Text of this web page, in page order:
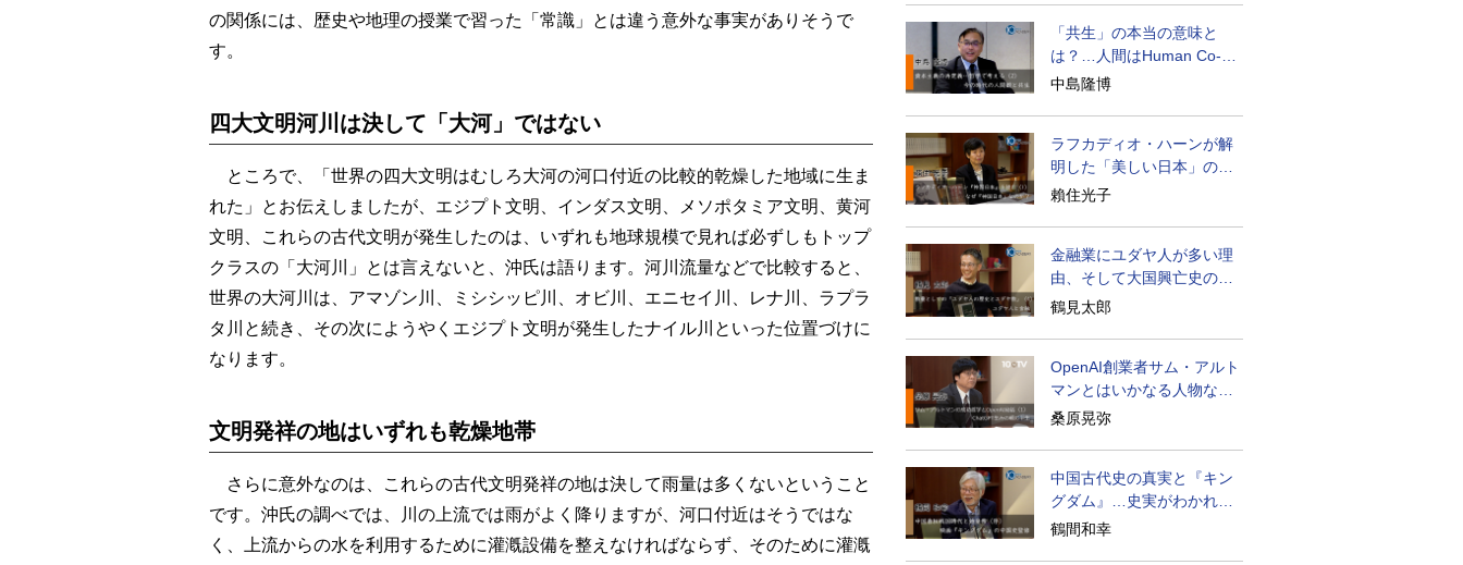
の関係には、歴史や地理の授業で習った「常識」とは違う意外な事実がありそうで
す。
四大文明河川は決して「大河」ではない
ところで、「世界の四大文明はむしろ大河の河口付近の比較的乾燥した地域に生ま
れた」とお伝えしましたが、エジプト文明、インダス文明、メソポタミア文明、黄河
文明、これらの古代文明が発生したのは、いずれも地球規模で見れば必ずしもトップ
クラスの「大河川」とは言えないと、沖氏は語ります。河川流量などで比較すると、
世界の大河川は、アマゾン川、ミシシッピ川、オビ川、エニセイ川、レナ川、ラプラ
タ川と続き、その次にようやくエジプト文明が発生したナイル川といった位置づけに
なります。
文明発祥の地はいずれも乾燥地帯
さらに意外なのは、これらの古代文明発祥の地は決して雨量は多くないということ
です。沖氏の調べでは、川の上流では雨がよく降りますが、河口付近はそうではな
く、上流からの水を利用するために灌漑設備を整えなければならず、そのために灌漑
「共生」の本当の意味と
は？…人間はHuman Co-
becoming
中島隆博
ラフカディオ・ハーンが解
明した「美しい日本」の秘
密と未来
賴住光子
金融業にユダヤ人が多い理
由、そして大国興亡史の裏
面のユダヤ人
鶴見太郎
OpenAI創業者サム・アルト
マンとはいかなる人物なの
か
桑原晃弥
中国古代史の真実と『キン
グダム』…史実がわかれば
物語はもっと面白い
鶴間和幸